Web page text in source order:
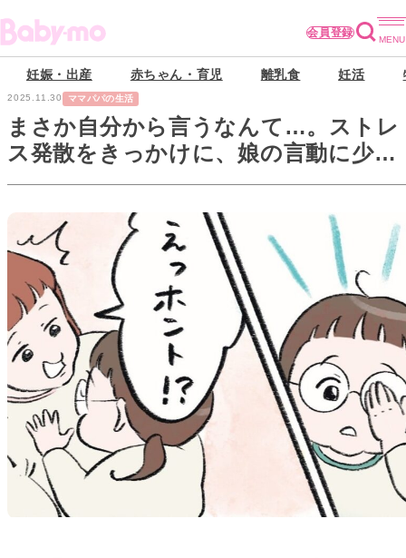
会員登録
妊娠・出産 赤ちゃん・育児 離乳食 妊活
2025.11.30 ママパパの生活
まさか自分から言うなんて…。ストレ
ス発散をきっかけに、娘の言動に少し
ずつ「変化」が現われて…？【メガネ